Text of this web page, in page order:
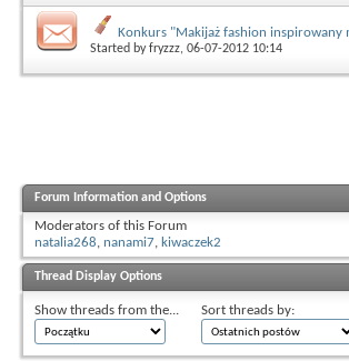
Konkurs "Makijaż fashion inspirowany
Started byfryzzz, 06-07-2012 10:14
Forum Information and Options
Moderators of this Forum
natalia268, nanami7, kiwaczek2
Thread Display Options
Show threads from the... Sort threads by: